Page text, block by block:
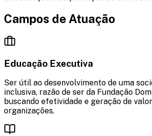
Campos de Atuação
Educação Executiva
Ser útil ao desenvolvimento de uma
inclusiva, razão de ser da Fundação
buscando efetividade e geração de
organizações.